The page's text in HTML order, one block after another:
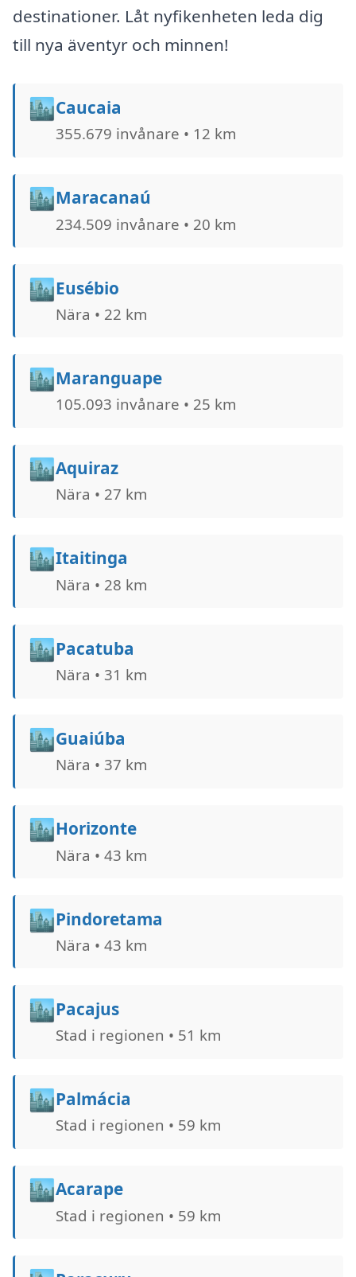
destinationer. Låt nyfikenheten leda dig
till nya äventyr och minnen!
🏙️Caucaia
355.679 invånare • 12 km
🏙️Maracanaú
234.509 invånare • 20 km
🏙️Eusébio
Nära • 22 km
🏙️Maranguape
105.093 invånare • 25 km
🏙️Aquiraz
Nära • 27 km
🏙️Itaitinga
Nära • 28 km
🏙️Pacatuba
Nära • 31 km
🏙️Guaiúba
Nära • 37 km
🏙️Horizonte
Nära • 43 km
🏙️Pindoretama
Nära • 43 km
🏙️Pacajus
Stad i regionen • 51 km
🏙️Palmácia
Stad i regionen • 59 km
🏙️Acarape
Stad i regionen • 59 km